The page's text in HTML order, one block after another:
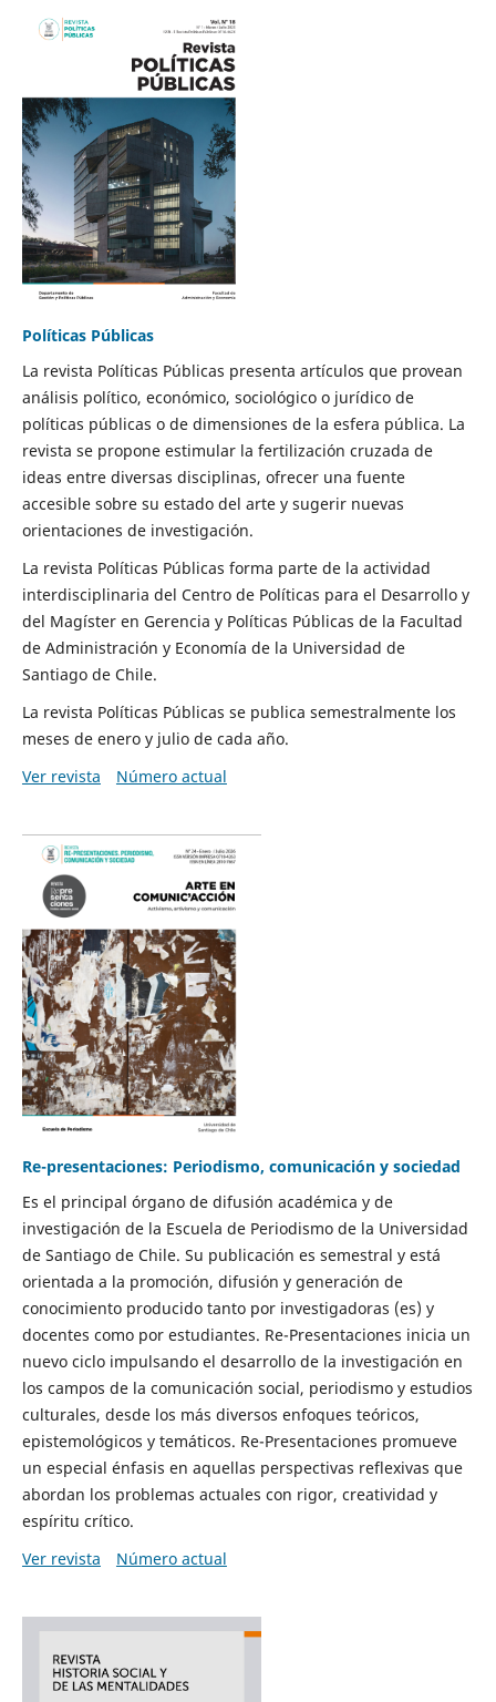
Políticas Públicas
La revista Políticas Públicas presenta artículos que provean
análisis político, económico, sociológico o jurídico de
políticas públicas o de dimensiones de la esfera pública. La
revista se propone estimular la fertilización cruzada de
ideas entre diversas disciplinas, ofrecer una fuente
accesible sobre su estado del arte y sugerir nuevas
orientaciones de investigación.
La revista Políticas Públicas forma parte de la actividad
interdisciplinaria del Centro de Políticas para el Desarrollo y
del Magíster en Gerencia y Políticas Públicas de la Facultad
de Administración y Economía de la Universidad de
Santiago de Chile.
La revista Políticas Públicas se publica semestralmente los
meses de enero y julio de cada año.
Ver revista
Número actual
Re-presentaciones: Periodismo, comunicación y sociedad
Es el principal órgano de difusión académica y de
investigación de la Escuela de Periodismo de la Universidad
de Santiago de Chile. Su publicación es semestral y está
orientada a la promoción, difusión y generación de
conocimiento producido tanto por investigadoras (es) y
docentes como por estudiantes. Re-Presentaciones inicia un
nuevo ciclo impulsando el desarrollo de la investigación en
los campos de la comunicación social, periodismo y estudios
culturales, desde los más diversos enfoques teóricos,
epistemológicos y temáticos. Re-Presentaciones promueve
un especial énfasis en aquellas perspectivas reflexivas que
abordan los problemas actuales con rigor, creatividad y
espíritu crítico.
Ver revista
Número actual